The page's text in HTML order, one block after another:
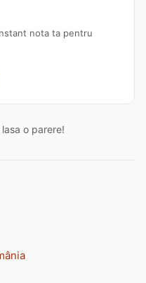
nota ta pentru
o parere!